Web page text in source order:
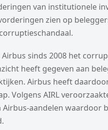
van institutionele
zien op
Airbus sinds 2008 het
heeft gegeven aan
Airbus heeft
Volgens AIRL
Airbus-aandelen waardoor